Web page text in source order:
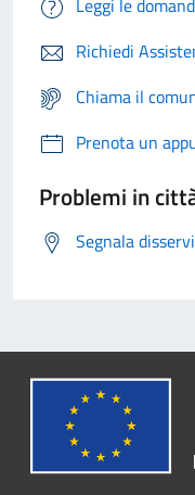
Leggi le
Richiedi
Chiama il
Prenota un
Problemi in
Segnala